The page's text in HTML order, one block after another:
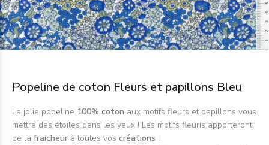
Popeline de coton Fleurs et papillons Bleu
La jolie popeline 100% coton aux motifs fleurs et papillons vous
mettra des étoiles dans les yeux ! Les motifs fleuris apporteront
de la fraicheur à toutes vos créations !